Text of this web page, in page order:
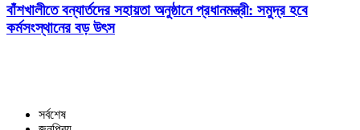
বাঁশখালীতে বন্যার্তদের সহায়তা অনুষ্ঠানে প্রধানমন্ত্রী: সমুদ্র হবে
কর্মসংস্থানের বড় উৎস
সর্বশেষ